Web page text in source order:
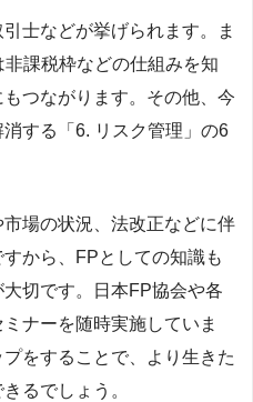
士などが挙げられます。ま
課税枠などの仕組みを知
つながります。その他、今
する「6. リスク管理」の6
場の状況、法改正などに伴
から、FPとしての知識も
切です。日本FP協会や各
ナーを随時実施していま
をすることで、より生きた
るでしょう。